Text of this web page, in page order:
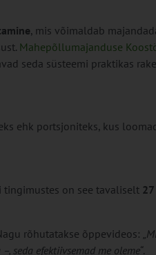
, mis võimaldab
Mahepõllumajanduse
seda süsteemi praktikas
ehk portsjoniteks, kus
tingimustes on see tavaliselt
rõhutatakse õppevideos:
seda efektiivsemad me oleme“.